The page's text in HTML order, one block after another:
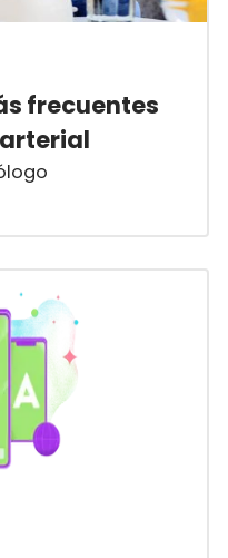
frecuentes